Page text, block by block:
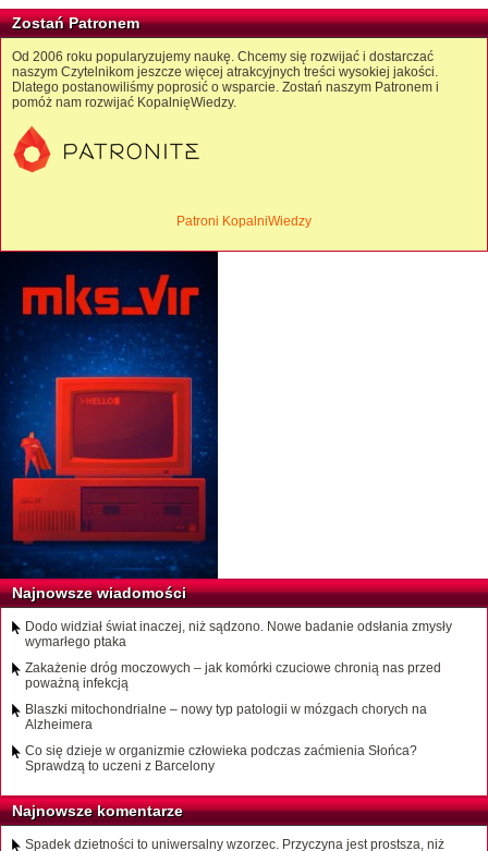
Zostań Patronem
Od 2006 roku popularyzujemy naukę. Chcemy się rozwijać i dostarczać
naszym Czytelnikom jeszcze więcej atrakcyjnych treści wysokiej jakości.
Dlatego postanowiliśmy poprosić o wsparcie. Zostań naszym Patronem i
pomóż nam rozwijać KopalnięWiedzy.
Patroni KopalniWiedzy
Najnowsze wiadomości
Dodo widział świat inaczej, niż sądzono. Nowe badanie odsłania zmysły
wymarłego ptaka
Zakażenie dróg moczowych – jak komórki czuciowe chronią nas przed
poważną infekcją
Blaszki mitochondrialne – nowy typ patologii w mózgach chorych na
Alzheimera
Co się dzieje w organizmie człowieka podczas zaćmienia Słońca?
Sprawdzą to uczeni z Barcelony
Najnowsze komentarze
Spadek dzietności to uniwersalny wzorzec. Przyczyna jest prostsza, niż